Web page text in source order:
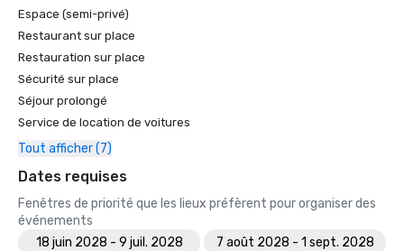
Espace (semi-privé)
Restaurant sur place
Restauration sur place
Sécurité sur place
Séjour prolongé
Service de location de voitures
Tout afficher (7)
Dates requises
Fenêtres de priorité que les lieux préfèrent pour organiser des
événements
18 juin 2028 - 9 juil. 2028
7 août 2028 - 1 sept. 2028